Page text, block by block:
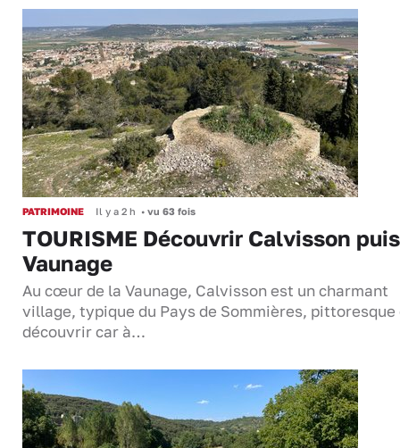
PATRIMOINE Il y a 2 h • vu 63 fois
TOURISME Découvrir Calvisson
Vaunage
Au cœur de la Vaunage, Calvisson est un charmant
village, typique du Pays de Sommières, pittoresque
découvrir car à…